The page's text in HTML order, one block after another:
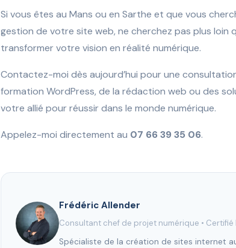
Si vous êtes au Mans ou en Sarthe et que vous
gestion de votre site web, ne cherchez pas plus loin
transformer votre vision en réalité numérique.
Contactez-moi dès aujourd’hui pour une
formation WordPress, de la rédaction web ou des
votre allié pour réussir dans le monde numérique.
Appelez-moi directement au 07 66 39 35 06.
Frédéric Allender
Consultant chef de projet numérique • Certifié
Spécialiste de la création de sites internet